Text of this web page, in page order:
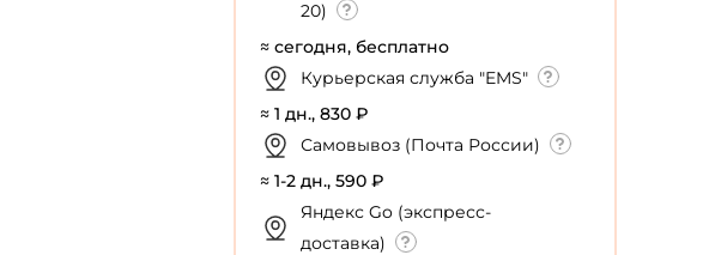
20)
≈ сегодня, бесплатно
Курьерская служба "EMS"
≈ 1 дн., 830 ₽
Самовывоз (Почта России)
≈ 1-2 дн., 590 ₽
Яндекс Go (экспресс-
доставка)